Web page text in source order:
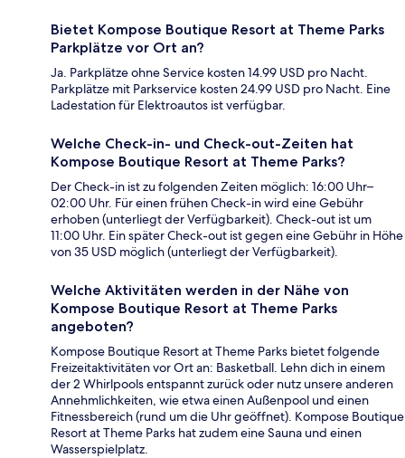
Bietet Kompose Boutique Resort at Theme Parks
Parkplätze vor Ort an?
Ja. Parkplätze ohne Service kosten 14.99 USD pro Nacht.
Parkplätze mit Parkservice kosten 24.99 USD pro Nacht. Eine
Ladestation für Elektroautos ist verfügbar.
Welche Check-in- und Check-out-Zeiten hat
Kompose Boutique Resort at Theme Parks?
Der Check-in ist zu folgenden Zeiten möglich: 16:00 Uhr–
02:00 Uhr. Für einen frühen Check-in wird eine Gebühr
erhoben (unterliegt der Verfügbarkeit). Check-out ist um
11:00 Uhr. Ein später Check-out ist gegen eine Gebühr in Höhe
von 35 USD möglich (unterliegt der Verfügbarkeit).
Welche Aktivitäten werden in der Nähe von
Kompose Boutique Resort at Theme Parks
angeboten?
Kompose Boutique Resort at Theme Parks bietet folgende
Freizeitaktivitäten vor Ort an: Basketball. Lehn dich in einem
der 2 Whirlpools entspannt zurück oder nutz unsere anderen
Annehmlichkeiten, wie etwa einen Außenpool und einen
Fitnessbereich (rund um die Uhr geöffnet). Kompose Boutique
Resort at Theme Parks hat zudem eine Sauna und einen
Wasserspielplatz.